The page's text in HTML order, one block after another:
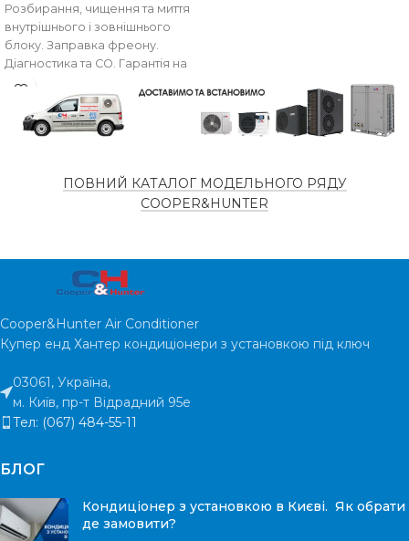
Розбирання, чищення та миття
внутрішнього і зовнішнього
блоку. Заправка фреону.
Діагностика та СО. Гарантія на
роботи.
ПОВНИЙ КАТАЛОГ МОДЕЛЬНОГО РЯДУ
COOPER&HUNTER
Cooper&Hunter Air Conditioner
Купер енд Хантер кондиціонери з установкою під ключ
03061, Україна,
м. Київ, пр-т Відрадний 95е
Тел: (067) 484-55-11
БЛОГ
Кондиціонер з установкою в Києві. Як обрати
де замовити?